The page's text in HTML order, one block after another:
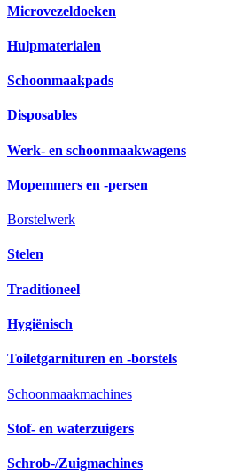
Microvezeldoeken
Hulpmaterialen
Schoonmaakpads
Disposables
Werk- en schoonmaakwagens
Mopemmers en -persen
Borstelwerk
Stelen
Traditioneel
Hygiënisch
Toiletgarnituren en -borstels
Schoonmaakmachines
Stof- en waterzuigers
Schrob-/Zuigmachines